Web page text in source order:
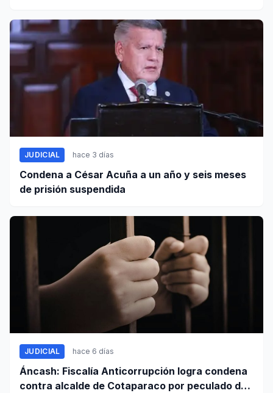
JUDICIAL hace 3 días
Condena a César Acuña a un año y seis meses
de prisión suspendida
JUDICIAL hace 6 días
Áncash: Fiscalía Anticorrupción logra condena
contra alcalde de Cotaparaco por peculado de